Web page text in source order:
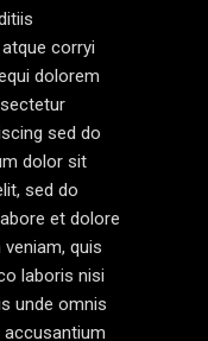
corryi
dolorem
sed do
dolor sit
sed do
et dolore
quis
laboris nisi
unde omnis